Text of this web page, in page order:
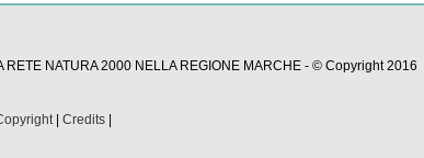
RETE NATURA 2000 NELLA REGIONE MARCHE - © Copyright 2016
| Credits